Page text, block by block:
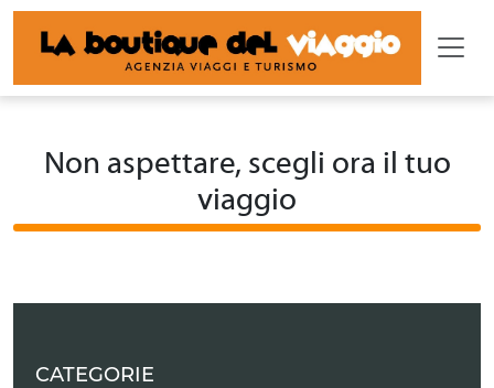
Non aspettare, scegli ora il tuo
viaggio
CATEGORIE